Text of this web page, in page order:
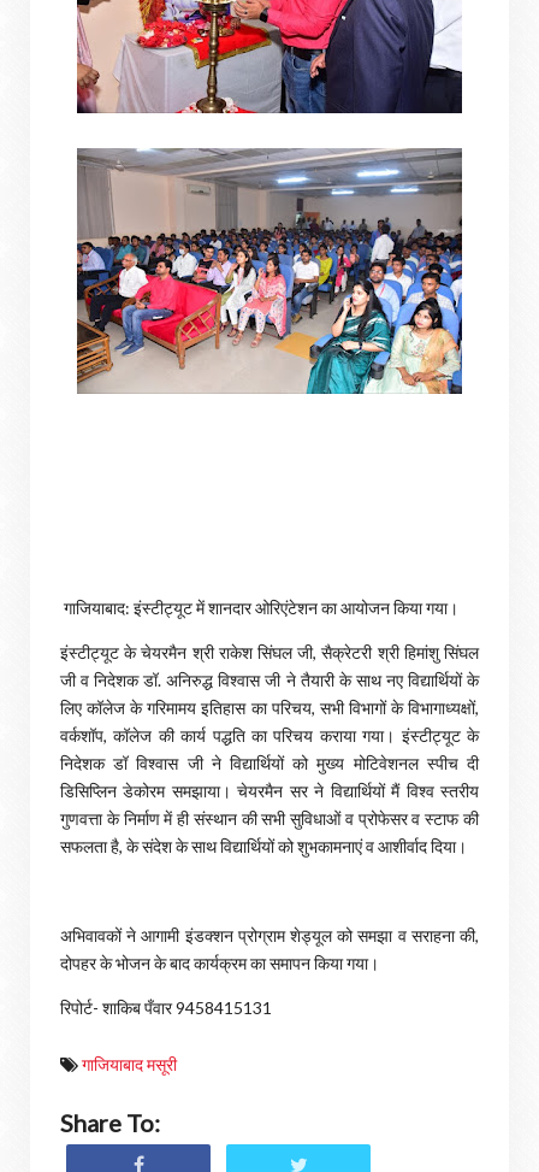
गाजियाबाद: इंस्टीट्यूट में शानदार ओरिएंटेशन का आयोजन किया गया।
इंस्टीट्यूट के चेयरमैन श्री राकेश सिंघल जी, सैक्रेटरी श्री हिमांशु सिंघल
जी व निदेशक डॉ. अनिरुद्ध विश्वास जी ने तैयारी के साथ नए विद्यार्थियों के
लिए कॉलेज के गरिमामय इतिहास का परिचय, सभी विभागों के विभागाध्यक्षों,
वर्कशॉप, कॉलेज की कार्य पद्धति का परिचय कराया गया। इंस्टीट्यूट के
निदेशक डॉ विश्वास जी ने विद्यार्थियों को मुख्य मोटिवेशनल स्पीच दी
डिसिप्लिन डेकोरम समझाया। चेयरमैन सर ने विद्यार्थियों मैं विश्व स्तरीय
गुणवत्ता के निर्माण में ही संस्थान की सभी सुविधाओं व प्रोफेसर व स्टाफ की
सफलता है, के संदेश के साथ विद्यार्थियों को शुभकामनाएं व आशीर्वाद दिया।
अभिवावकों ने आगामी इंडक्शन प्रोग्राम शेड्यूल को समझा व सराहना की,
दोपहर के भोजन के बाद कार्यक्रम का समापन किया गया।
रिपोर्ट- शाकिब पँवार 9458415131
गाजियाबाद मसूरी
Share To: